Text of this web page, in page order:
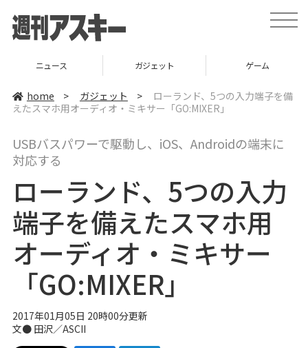
t
o
v
i
ニュース ガジェット ゲーム
home > ガジェット >
ローランド、5つの入力端子を備
えたスマホ用オーディオ・ミキサー「GO:MIXER」
USBバスパワーで駆動し、iOS、Androidの端末に
対応する
ローランド、5つの入力
端子を備えたスマホ用
オーディオ・ミキサー
「GO:MIXER」
2017年01月05日 20時00分更新
文● 田沢／ASCII